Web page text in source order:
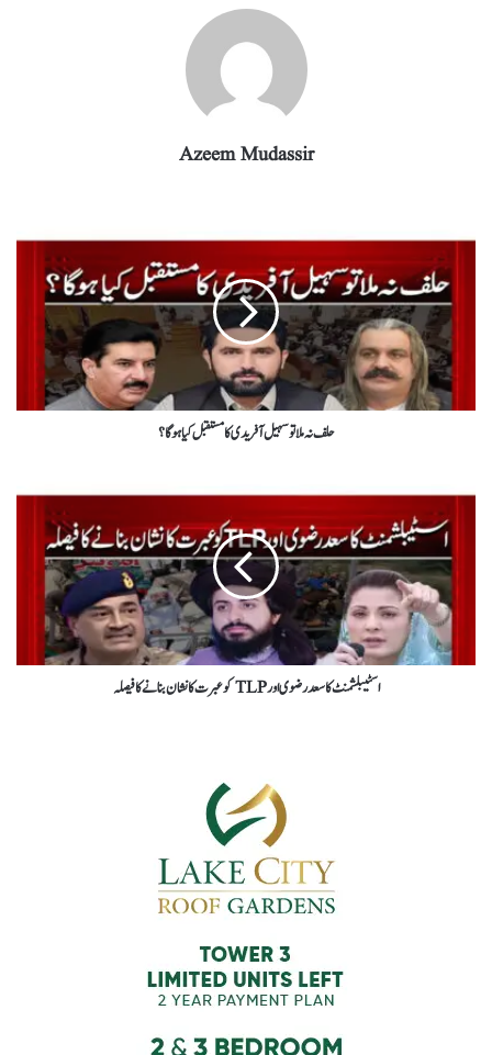
Azeem Mudassir
حلف نہ ملا تو سہیل آفریدی کا مستقبل کیا ہوگا ؟
اسٹیبلشمنٹ کا سعد رضوی اور TLP کو عبرت کا نشان بنانے کا فیصلہ